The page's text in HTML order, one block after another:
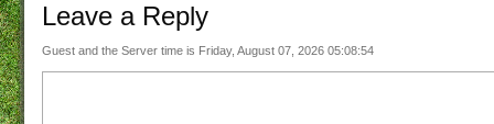
Leave a Reply
Guest and the Server time is Friday, August 07, 2026 05:08:54